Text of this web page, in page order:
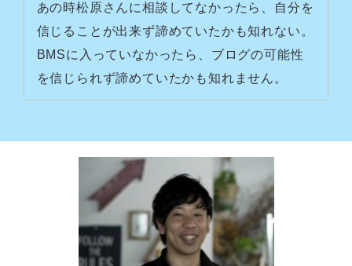
あの時松原さんに相談してなかったら、自分を
信じることが出来ず諦めていたかも知れない。
BMSに入っていなかったら、ブログの可能性
を信じられず諦めていたかも知れません。